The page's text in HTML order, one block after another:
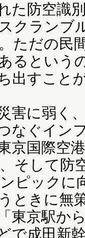
た防空識
クランブ
ただの民
るという
出すこと
害に弱く
なぐイン
京国際空
そして
ピックに
ときに無
東京駅か
で成田新